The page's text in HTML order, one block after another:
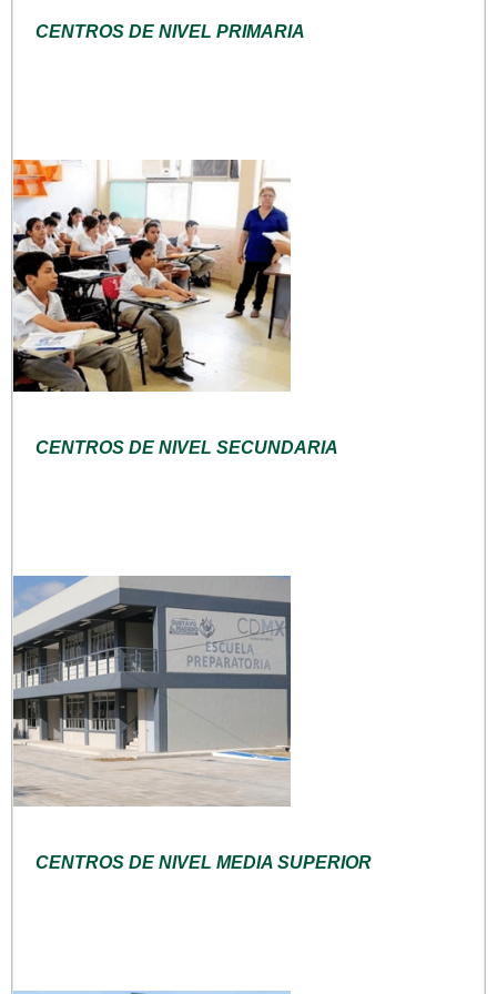
CENTROS DE NIVEL PRIMARIA
CENTROS DE NIVEL SECUNDARIA
CENTROS DE NIVEL MEDIA SUPERIOR